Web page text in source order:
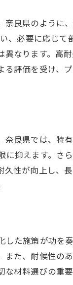
温に応じた施工
ための外壁塗装
最適な塗装方法
のひび割れを防
ける注意点と対策
い外壁塗装事例
負けない外壁塗
条件に適応する
テナンスの重要性
価値を高める秘訣
づく施工のベス
を高める！奈良
良県のよう
、必要に応じ
なります。高
評価を受け、
良県では、特
抑えます。さ
性が向上し、
た施策が功
た、耐候性
材料選びの重